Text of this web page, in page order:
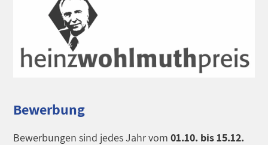
Bewerbung
Bewerbungen sind jedes Jahr vom01.10. bis 15.12.